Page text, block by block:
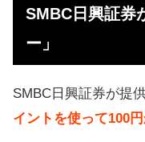
SMBC日興証券
ー」
SMBC日興証券が提
イントを使って100